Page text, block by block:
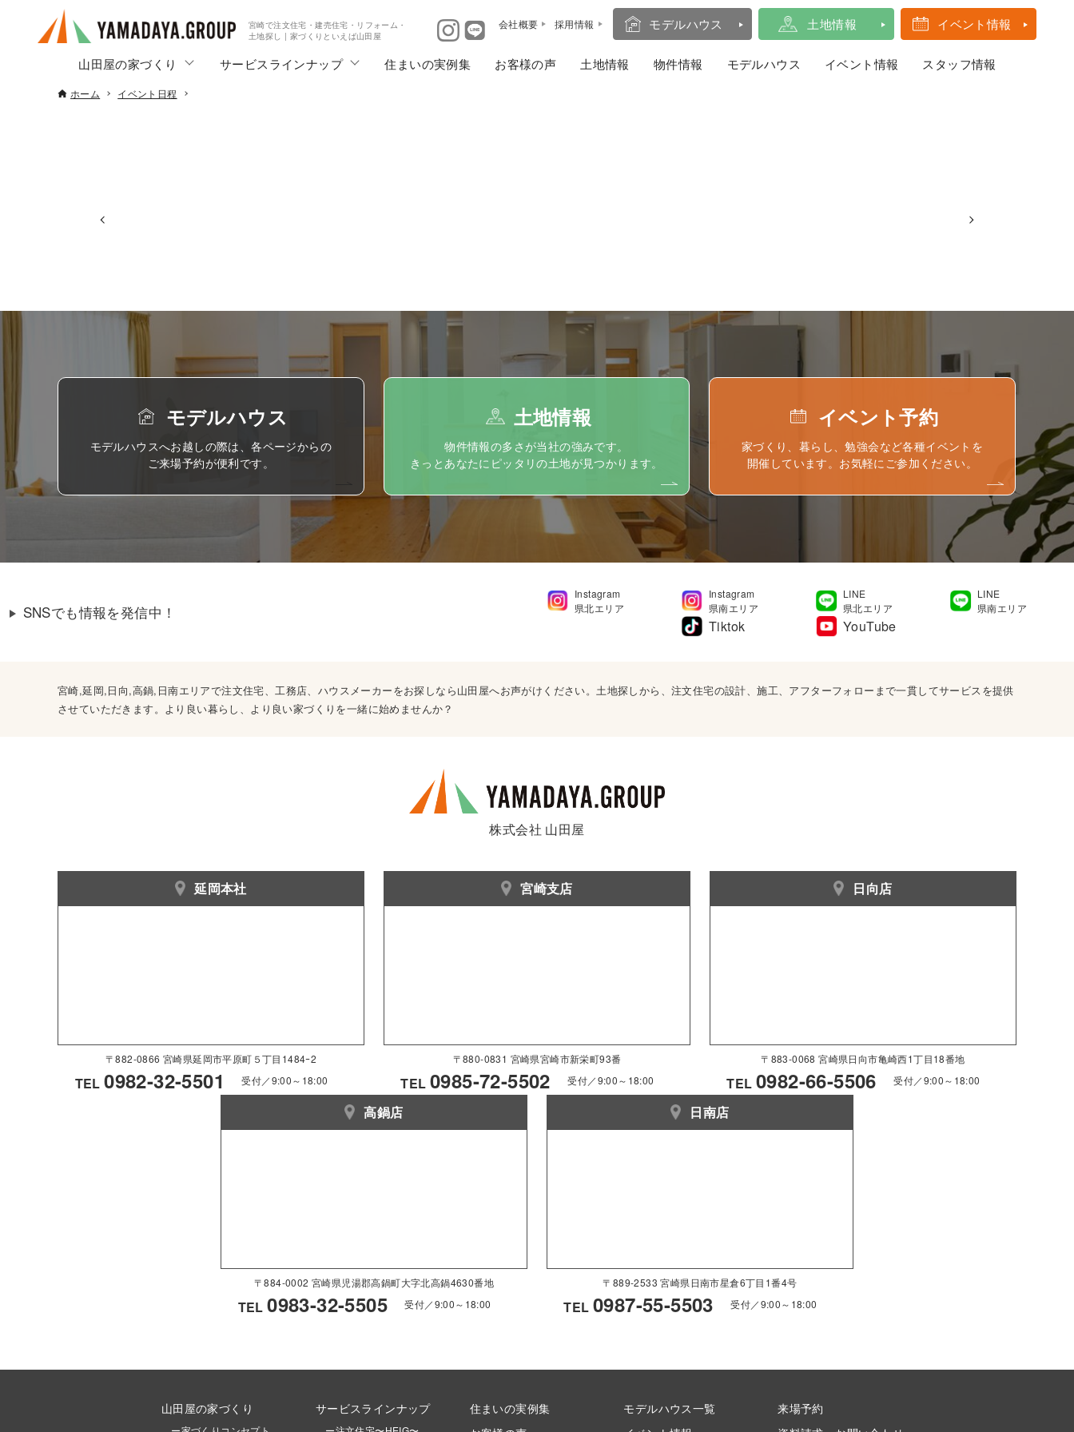
宮崎で注文住宅・建売住宅・リフォーム・
土地探し | 家づくりといえば山田屋
会社概要 採用情報 モデルハウス 土地情報 イベント情報
山田屋の家づくり サービスラインナップ 住まいの実例集 お客様の声 土地情報 物件情報 モデルハウス イベント情報 スタッフ情報
ホーム イベント日程
モデルハウス
モデルハウスへお越しの際は、各ページからの
ご来場予約が便利です。
土地情報
物件情報の多さが当社の強みです。
きっとあなたにピッタリの土地が見つかります。
イベント予約
家づくり、暮らし、勉強会など各種イベントを
開催しています。お気軽にご参加ください。
SNSでも情報を発信中！
Instagram
県北エリア
Instagram
県南エリア
LINE
県北エリア
LINE
県南エリア
Tiktok YouTube
宮崎,延岡,日向,高鍋,日南エリアで注文住宅、工務店、ハウスメーカーをお探しなら山田屋へお声がけください。土地探しから、注文住宅の設計、施工、アフターフォローまで一貫してサービスを提供
させていただきます。より良い暮らし、より良い家づくりを一緒に始めませんか？
株式会社 山田屋
延岡本社
〒882-0866 宮崎県延岡市平原町５丁目1484ｰ2
TEL0982-32-5501 受付／9:00～18:00
宮崎支店
〒880-0831 宮崎県宮崎市新栄町93番
TEL0985-72-5502 受付／9:00～18:00
日向店
〒883-0068 宮崎県日向市亀崎西1丁目18番地
TEL0982-66-5506 受付／9:00～18:00
高鍋店
〒884-0002 宮崎県児湯郡高鍋町大字北高鍋4630番地
TEL0983-32-5505 受付／9:00～18:00
日南店
〒889-2533 宮崎県日南市星倉6丁目1番4号
TEL0987-55-5503 受付／9:00～18:00
山田屋の家づくり サービスラインナップ
住まいの実例集
モデルハウス一覧
来場予約